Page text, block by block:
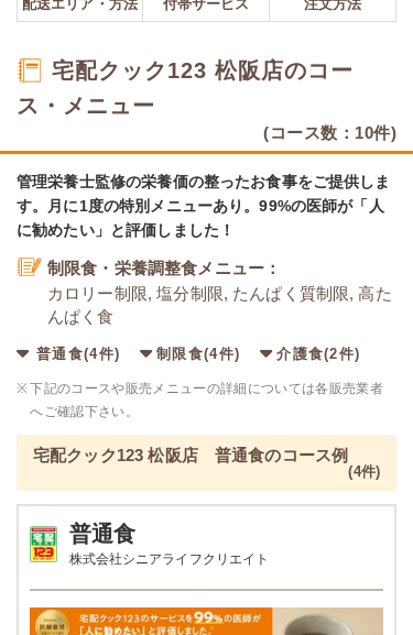
配送エリア・ 方法 付帯サービス 注文方法
宅配クック123 松阪店のコー
ス・メニュー
(コース数：10件)
管理栄養士監修の栄養価の整ったお食事をご提供しま
す。月に1度の特別メニューあり。99%の医師が「人
に勧めたい」と評価しました！
制限食・栄養調整食メニュー：
カロリー制限, 塩分制限, たんぱく質制限, 高た
んぱく食
普通食(4件) 制限食(4件) 介護食(2件)
※下記のコースや販売メニューの詳細については各販売業者
へご確認下さい。
宅配クック123 松阪店 普通食のコース例
(4件)
普通食
株式会社シニアライフクリエイト